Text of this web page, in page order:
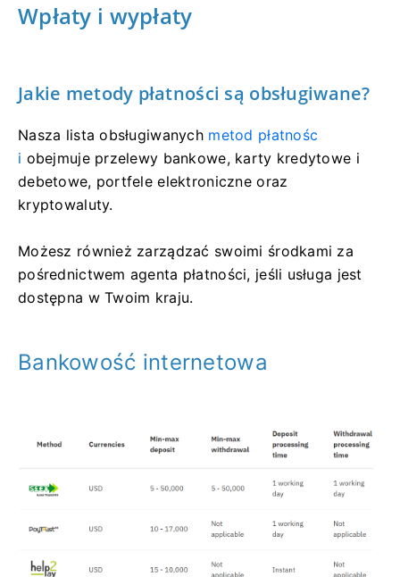
Wpłaty i wypłaty
Jakie metody płatności są obsługiwane?
Nasza lista obsługiwanych metod płatnośc
i obejmuje przelewy bankowe, karty kredytowe i
debetowe, portfele elektroniczne oraz
kryptowaluty.
Możesz również zarządzać swoimi środkami za
pośrednictwem agenta płatności, jeśli usługa jest
dostępna w Twoim kraju.
Bankowość internetowa